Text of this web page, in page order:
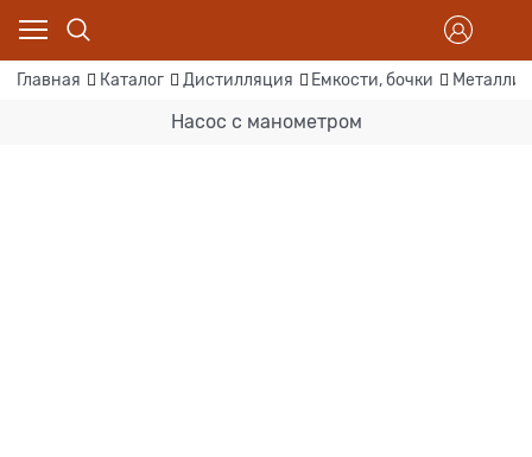
Главная Каталог Дистилляция Емкости, бочки
Насос с манометром